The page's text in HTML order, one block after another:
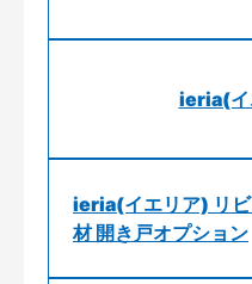
ieria(イ
ieria(イエリア) リ
材 開き戸オプション